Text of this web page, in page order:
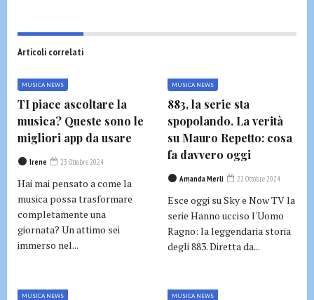
Articoli correlati
MUSICA NEWS
TI piace ascoltare la
musica? Queste sono le
migliori app da usare
Irene 23 Ottobre 2024
Hai mai pensato a come la
musica possa trasformare
completamente una
giornata? Un attimo sei
immerso nel...
MUSICA NEWS
883, la serie sta
spopolando. La verità
su Mauro Repetto: cosa
fa davvero oggi
Amanda Merli 22 Ottobre 2024
Esce oggi su Sky e Now TV la
serie Hanno ucciso l'Uomo
Ragno: la leggendaria storia
degli 883. Diretta da...
MUSICA NEWS MUSICA NEWS